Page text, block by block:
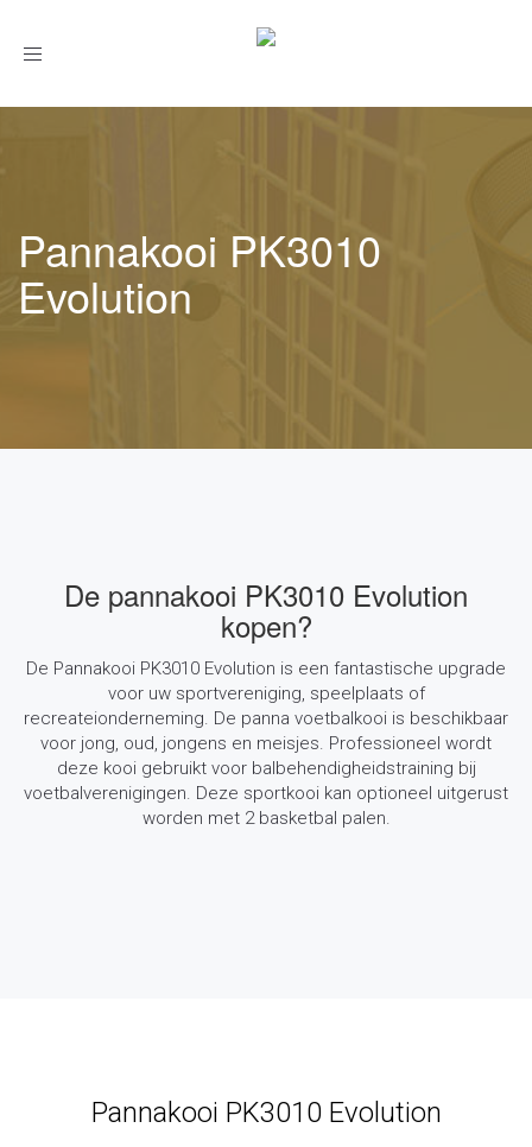
Toggle
Pannakooi PK3010
Evolution
De pannakooi PK3010 Evolution
kopen?
De Pannakooi PK3010 Evolution is een fantastische upgrade
voor uw sportvereniging, speelplaats of
recreateionderneming. De panna voetbalkooi is beschikbaar
voor jong, oud, jongens en meisjes. Professioneel wordt
deze kooi gebruikt voor balbehendigheidstraining bij
voetbalverenigingen. Deze sportkooi kan optioneel uitgerust
worden met 2 basketbal palen.
Pannakooi PK3010 Evolution